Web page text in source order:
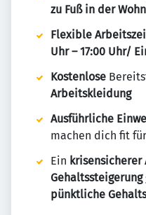
zu Fuß in der
Flexible
Uhr – 17:00 Uhr/
Kostenlose
Arbeitskleidung
Ausführliche
machen dich fit
Ein
Gehaltssteigerung
pünktliche